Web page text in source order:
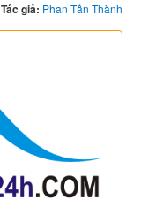
Tác giả: Phan Tấn Thành